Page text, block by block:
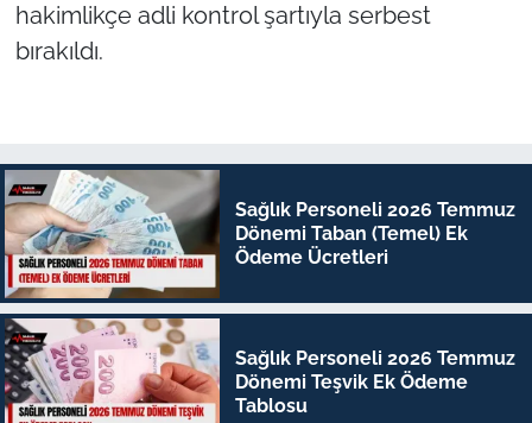
hakimlikçe adli kontrol şartıyla serbest
bırakıldı.
Sağlık Personeli 2026 Temmuz
Dönemi Taban (Temel) Ek
Ödeme Ücretleri
Sağlık Personeli 2026 Temmuz
Dönemi Teşvik Ek Ödeme
Tablosu